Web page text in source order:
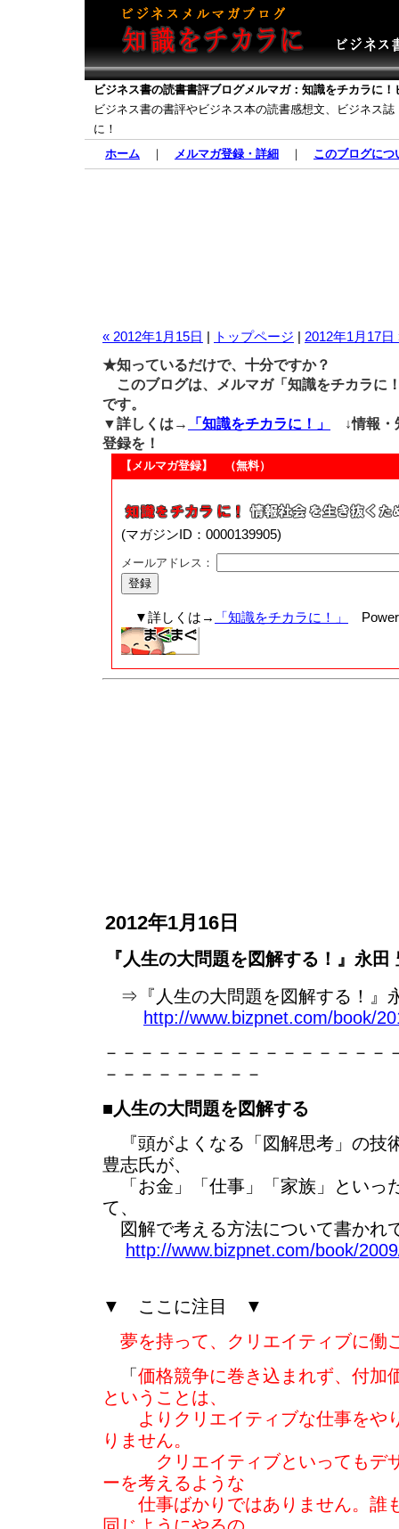
ビジネス書の読書書評ブログメルマガ：知識をチカラに
ビジネス書の書評やビジネス本の読書感想文、ビジネス
に！
ホーム ｜ メルマガ登録・詳細 ｜ このブログにつ
« 2012年1月15日 | トップページ | 2012年1月17日
★知っているだけで、十分ですか？
このブログは、メルマガ「知識をチカラに
です。
▼詳しくは→
「知識をチカラに！」
↓情報・
登録を！
【メルマガ登録】 （無料）
(マガジンID：0000139905)
メールアドレス：
▼詳しくは→ 「知識をチカラに！」
2012年1月16日
『人生の大問題を図解する！』永田
⇒『人生の大問題を図解する！』
http://www.bizpnet.com/book/
－－－－－－－－－－－－－－－－
－－－－－－－－－
■人生の大問題を図解する
『頭がよくなる「図解思考」の技
豊志氏が、
「お金」「仕事」「家族」といっ
て、
図解で考える方法について書かれ
http://www.bizpnet.com/book/
▼ ここに注目 ▼
夢を持って、クリエイティブに働
「 価格競争に巻き込まれず、付加
ということは、
よりクリエイティブな仕事をや
りません。
クリエイティブといってもデザ
ーを考えるような
仕事ばかりではありません。誰